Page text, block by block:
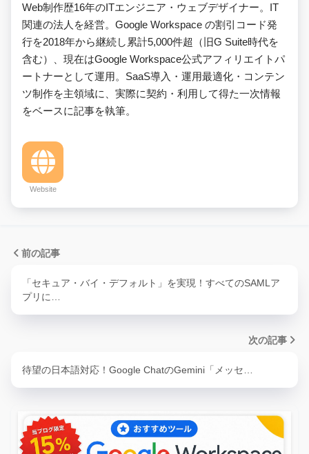
Web制作歴16年のITエンジニア・ウェブデザイナー。IT
関連の法人を経営。Google Workspace の割引コード発
行を2018年から継続し累計5,000件超（旧G Suite時代を
含む）、現在はGoogle Workspace公式アフィリエイトパ
ートナーとして運用。SaaS導入・運用最適化・コンテン
ツ制作を主領域に、実際に契約・利用して得た一次情報
をベースに記事を執筆。
Website
前の記事
「セキュア・バイ・デフォルト」を実現！すべてのSAMLア
プリに…
次の記事
待望の日本語対応！Google ChatのGemini「メッセ…